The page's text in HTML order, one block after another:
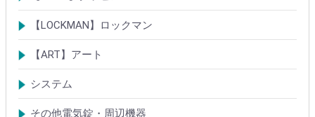
電気錠
電気錠システム製品
Tebra(ハンズフリー)
キースイッチ
【LOCKMAN】ロックマン
電磁式電気錠
電磁錠取付ブラケット
電気錠システム製品
【ART】アート
電気錠システム
入退管理システム
システム
テンキーシステム
静脈認証システム
ICカード認証システム
その他電気錠・周辺機器